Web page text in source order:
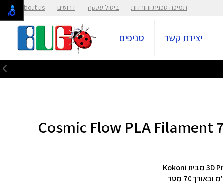
תמיכה טכנית והורדות ביטול עסקה דרושים About us
יצירת קשר סניפים